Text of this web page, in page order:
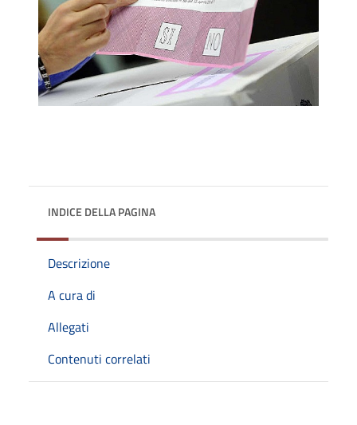
INDICE DELLA PAGINA
Descrizione
A cura di
Allegati
Contenuti correlati